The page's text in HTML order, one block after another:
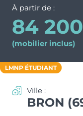
Monuments
Déficit Foncier
LLI
Nos métiers et
Chiffres clés de
Politique RH
Recrutement
À partir de :
84 200
(mobilier inclus)
LMNP ÉTUDIANT
Ville :
BRON